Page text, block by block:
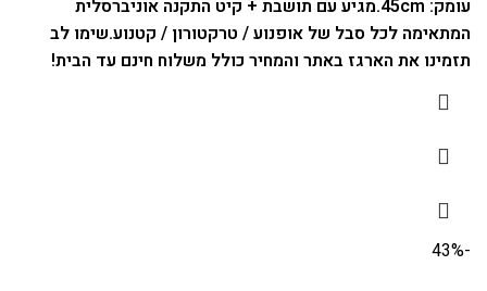
עומק: 45cm.
מגיע עם תושבת + קיט התקנה אוניברסלית
המתאימה לכל סבל של אופנוע / טרקטורון / קטנוע.שימו לב
תזמינו את הארגז באתר והמחיר כולל משלוח חינם עד הבית!
-43%